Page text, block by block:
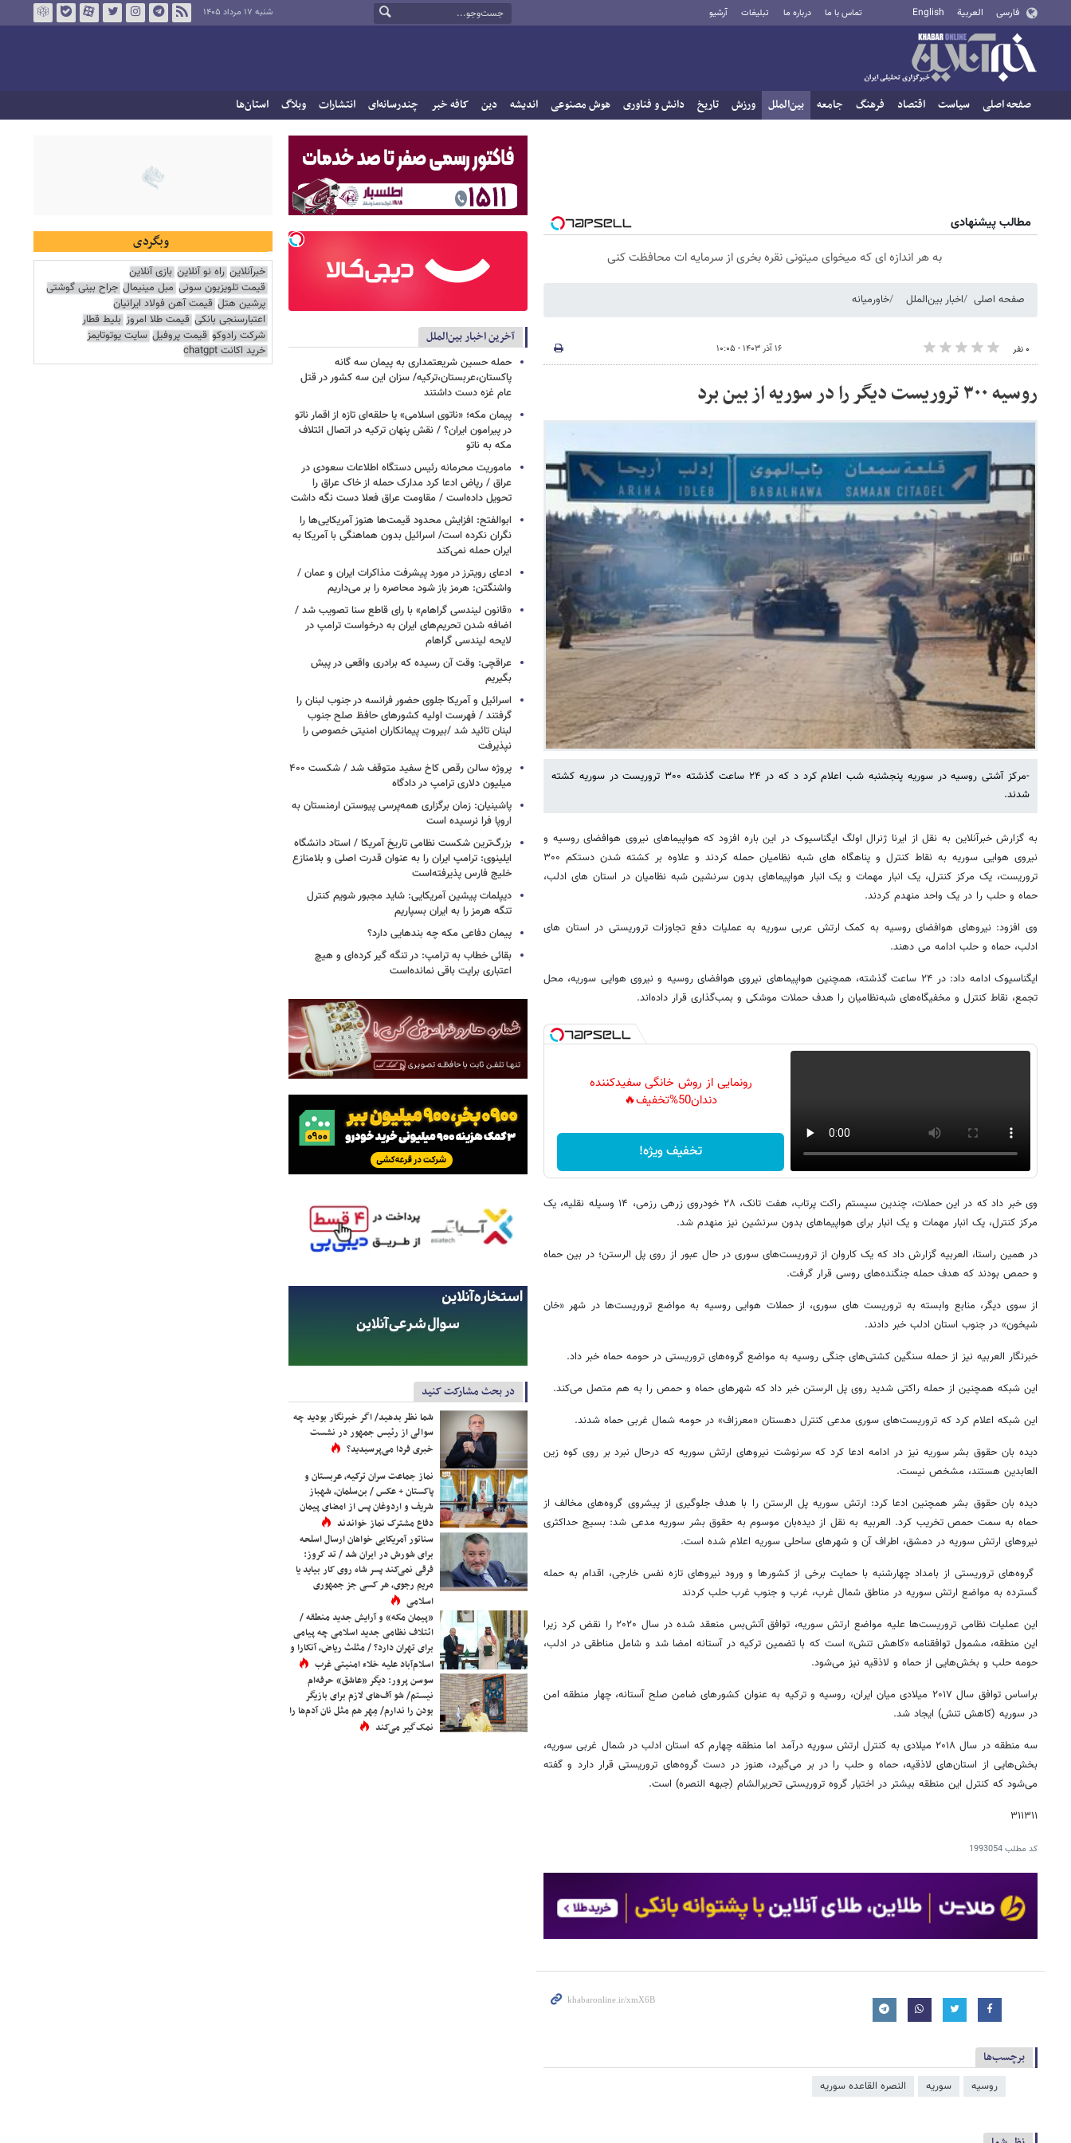
فارسی العربية English تماس با ما درباره ما تبلیغات آرشیو شنبه ۱۷ مرداد ۱۴۰۵
صفحه اصلی سیاست اقتصاد فرهنگ جامعه بین‌الملل ورزش تاریخ دانش و فناوری هوش مصنوعی اندیشه دین کافه خبر چندرسانه‌ای انتشارات وبلاگ استان‌ها
مطالب پیشنهادی
به هر اندازه ای که میخوای میتونی نقره بخری از سرمایه ات محافظت کنی
صفحه اصلی اخبار بین‌الملل خاورمیانه
۰ نفر ۱۶ آذر ۱۴۰۳ - ۱۰:۰۵
روسیه ۳۰۰ تروریست دیگر را در سوریه از بین برد
-مرکز آشتی روسیه در سوریه پنجشنبه شب اعلام کرد د که در ۲۴ ساعت گذشته ۳۰۰ تروریست در سوریه کشته
شدند.
به گزارش خبرآنلاین به نقل از ایرنا ژنرال اولگ ایگناسیوک در این باره افزود که هواپیماهای نیروی هوافضای روسیه و
نیروی هوایی سوریه به نقاط کنترل و پناهگاه های شبه نظامیان حمله کردند و علاوه بر کشته شدن دستکم ۳۰۰
تروریست، یک مرکز کنترل، یک انبار مهمات و یک انبار هواپیماهای بدون سرنشین شبه نظامیان در استان های ادلب،
حماه و حلب را در یک واحد منهدم کردند.
وی افزود: نیروهای هوافضای روسیه به کمک ارتش عربی سوریه به عملیات دفع تجاوزات تروریستی در استان های
ادلب، حماه و حلب ادامه می دهند.
ایگناسیوک ادامه داد: در ۲۴ ساعت گذشته، همچنین هواپیماهای نیروی هوافضای روسیه و نیروی هوایی سوریه، محل
تجمع، نقاط کنترل و مخفیگاه‌های شبه‌نظامیان را هدف حملات موشکی و بمب‌گذاری قرار داده‌اند.
رونمایی از روش خانگی سفیدکننده
دندان50%تخفیف🔥
تخفیف ویژه!
وی خبر داد که در این حملات، چندین سیستم راکت پرتاب، هفت تانک، ۲۸ خودروی زرهی رزمی، ۱۴ وسیله نقلیه، یک
مرکز کنترل، یک انبار مهمات و یک انبار برای هواپیماهای بدون سرنشین نیز منهدم شد.
در همین راستا، العربیه گزارش داد که یک کاروان از تروریست‌های سوری در حال عبور از روی پل الرستن؛ در بین حماه
و حمص بودند که هدف حمله جنگنده‌های روسی قرار گرفت.
از سوی دیگر، منابع وابسته به تروریست های سوری، از حملات هوایی روسیه به مواضع تروریست‌ها در شهر «خان
شیخون» در جنوب استان ادلب خبر دادند.
خبرنگار العربیه نیز از حمله سنگین کشتی‌های جنگی روسیه به مواضع گروه‌های تروریستی در حومه حماه خبر داد.
این شبکه همچنین از حمله راکتی شدید روی پل الرستن خبر داد که شهرهای حماه و حمص را به هم متصل می‌کند.
این شبکه اعلام کرد که تروریست‌های سوری مدعی کنترل دهستان «معرزاف» در حومه شمال غربی حماه شدند.
دیده بان حقوق بشر سوریه نیز در ادامه ادعا کرد که سرنوشت نیروهای ارتش سوریه که درحال نبرد بر روی کوه زین
العابدین هستند، مشخص نیست.
دیده بان حقوق بشر همچنین ادعا کرد: ارتش سوریه پل الرستن را با هدف جلوگیری از پیشروی گروه‌های مخالف از
حماه به سمت حمص تخریب کرد. العربیه به نقل از دیده‌بان موسوم به حقوق بشر سوریه مدعی شد: بسیج حداکثری
نیروهای ارتش سوریه در دمشق، اطراف آن و شهرهای ساحلی سوریه اعلام شده است.
گروه‌های تروریستی از بامداد چهارشنبه با حمایت برخی از کشورها و ورود نیروهای تازه نفس خارجی، اقدام به حمله
گسترده به مواضع ارتش سوریه در مناطق شمال غرب، غرب و جنوب غرب حلب کردند
این عملیات نظامی تروریست‌ها علیه مواضع ارتش سوریه، توافق آتش‌بس منعقد شده در سال ۲۰۲۰ را نقض کرد زیرا
این منطقه، مشمول توافقنامه «کاهش تنش» است که با تضمین ترکیه در آستانه امضا شد و شامل مناطقی در ادلب،
حومه حلب و بخش‌هایی از حماه و لاذقیه نیز می‌شود.
براساس توافق سال ۲۰۱۷ میلادی میان ایران، روسیه و ترکیه به عنوان کشورهای ضامن صلح آستانه، چهار منطقه امن
در سوریه (کاهش تنش) ایجاد شد.
سه منطقه در سال ۲۰۱۸ میلادی به کنترل ارتش سوریه درآمد اما منطقه چهارم که استان ادلب در شمال غربی سوریه،
بخش‌هایی از استان‌های لاذقیه، حماه و حلب را در بر می‌گیرد، هنوز در دست گروه‌های تروریستی قرار دارد و گفته
می‌شود که کنترل این منطقه بیشتر در اختیار گروه تروریستی تحریرالشام (جبهه النصره) است.
۳۱۱۳۱۱
کد مطلب1993054
برچسب‌ها
روسیه سوریه النصره القاعده سوریه
آخرین اخبار بین‌الملل
حمله حسین شریعتمداری به پیمان سه گانه
پاکستان،عربستان،ترکیه/ سزان این سه کشور در قتل
عام غزه دست داشتند
پیمان مکه؛ «ناتوی اسلامی» یا حلقه‌ای تازه از اقمار ناتو
در پیرامون ایران؟ / نقش پنهان ترکیه در اتصال ائتلاف
مکه به ناتو
ماموریت محرمانه رئیس دستگاه اطلاعات سعودی در
عراق / ریاض ادعا کرد مدارک حمله از خاک عراق را
تحویل داده‌است / مقاومت عراق فعلا دست نگه داشت
ابوالفتح: افزایش محدود قیمت‌ها هنوز آمریکایی‌ها را
نگران نکرده است/ اسرائیل بدون هماهنگی با آمریکا به
ایران حمله نمی‌کند
ادعای رویترز در مورد پیشرفت مذاکرات ایران و عمان /
واشنگتن: هرمز باز شود محاصره را بر می‌داریم
«قانون لیندسی گراهام» با رای قاطع سنا تصویب شد /
اضافه شدن تحریم‌های ایران به درخواست ترامپ در
لایحه لیندسی گراهام
عراقچی: وقت آن رسیده که برادری واقعی در پیش
بگیریم
اسرائیل و آمریکا جلوی حضور فرانسه در جنوب لبنان را
گرفتند / فهرست اولیه کشورهای حافظ صلح جنوب
لبنان تائید شد /بیروت پیمانکاران امنیتی خصوصی را
نپذیرفت
پروژه سالن رقص کاخ سفید متوقف شد / شکست ۴۰۰
میلیون دلاری ترامپ در دادگاه
پاشینیان: زمان برگزاری همه‌پرسی پیوستن ارمنستان به
اروپا فرا نرسیده است
بزرگ‌ترین شکست نظامی تاریخ آمریکا / استاد دانشگاه
ایلینوی: ترامپ ایران را به عنوان قدرت اصلی و بلامنازع
خلیج فارس پذیرفته‌است
دیپلمات پیشین آمریکایی: شاید مجبور شویم کنترل
تنگه هرمز را به ایران بسپاریم
پیمان دفاعی مکه چه بندهایی دارد؟
بقائی خطاب به ترامپ: در تنگه گیر کرده‌ای و هیچ
اعتباری برایت باقی نمانده‌است
در بحث مشارکت کنید
شما نظر بدهید/ اگر خبرنگار بودید چه
سوالی از رئیس جمهور در نشست
خبری فردا می‌پرسیدید؟
نماز جماعت سران ترکیه، عربستان و
پاکستان + عکس / بن‌سلمان، شهباز
شریف و اردوغان پس از امضای پیمان
دفاع مشترک نماز خواندند
سناتور آمریکایی خواهان ارسال اسلحه
برای شورش در ایران شد / تد کروز:
فرقی نمی‌کند پسر شاه روی کار بیاید یا
مریم رجوی، هر کسی جز جمهوری
اسلامی
«پیمان مکه» و آرایش جدید منطقه /
ائتلاف نظامی جدید اسلامی چه پیامی
برای تهران دارد؟ / مثلث ریاض، آنکارا و
اسلام‌آباد علیه خلاء امنیتی غرب
سوسن پرور: دیگر «عاشق» حرفه‌ام
نیستم/ شو آف‌های لازم برای بازیگر
بودن را ندارم/ مِهر هم مثل نان آدم‌ها را
نمک‌گیر می‌کند
وبگردی
خبرآنلاین راه نو آنلاین بازی آنلاین
قیمت تلویزیون سونی مبل مینیمال جراح بینی گوشتی
پرشین هتل قیمت آهن فولاد ایرانیان
اعتبارسنجی بانکی قیمت طلا امروز بلیط قطار
شرکت رادوکو قیمت پروفیل سایت یوتوتایمز
خرید اکانت chatgpt